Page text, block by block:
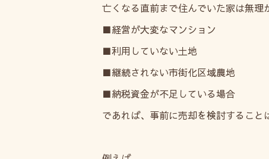
亡くなる直前まで住んでいた家は無理
■経営が大変なマンション
■利用していない土地
■継続されない市街化区域農地
■納税資金が不足している場合
であれば、事前に売却を検討すること